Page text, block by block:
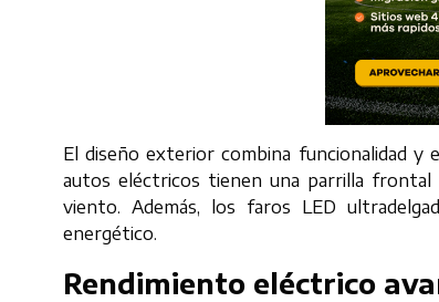
El diseño exterior combina funcionalidad y
autos eléctricos tienen una parrilla frontal
viento. Además, los faros LED
energético.
Rendimiento eléctrico